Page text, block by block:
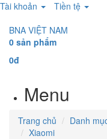
Tài khoản Tiền tệ
BNA VIỆT NAM
0 sản phẩm
0đ
Menu
Trang chủ Danh
Xiaomi